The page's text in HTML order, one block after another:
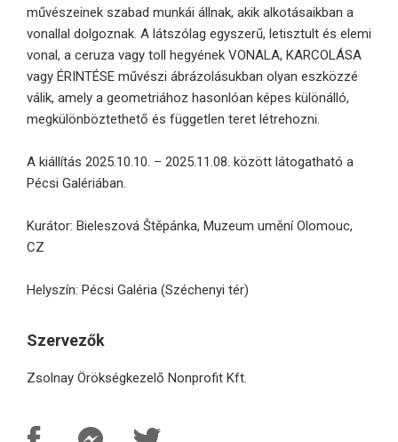
művészeinek szabad munkái állnak, akik alkotásaikban a
vonallal dolgoznak. A látszólag egyszerű, letisztult és elemi
vonal, a ceruza vagy toll hegyének VONALA, KARCOLÁSA
vagy ÉRINTÉSE művészi ábrázolásukban olyan eszközzé
válik, amely a geometriához hasonlóan képes különálló,
megkülönböztethető és független teret létrehozni.
A kiállítás 2025.10.10. – 2025.11.08. között látogatható a
Pécsi Galériában.
Kurátor: Bieleszová Štěpánka, Muzeum umění Olomouc,
CZ
Helyszín: Pécsi Galéria (Széchenyi tér)
Szervezők
Zsolnay Örökségkezelő Nonprofit Kft.